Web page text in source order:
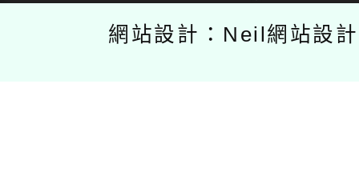
網站設計：Neil網站設